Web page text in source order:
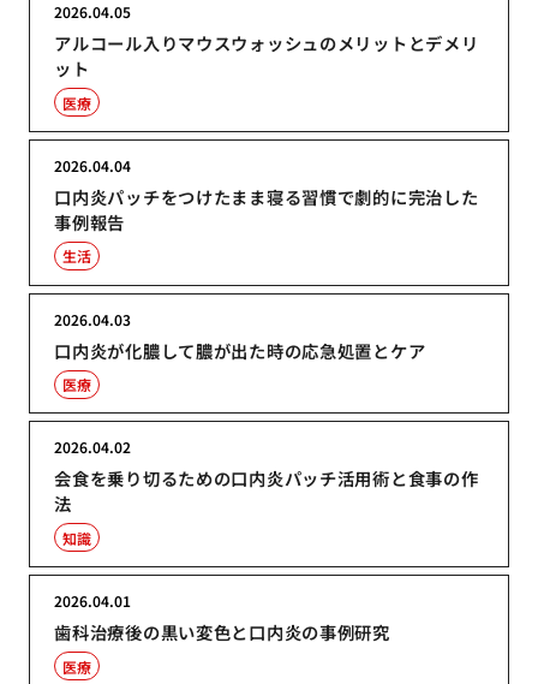
アルコール入りマウスウォッシュのメリットとデメリ
ット
2026.04.05
医療
口内炎パッチをつけたまま寝る習慣で劇的に完治した
事例報告
2026.04.04
生活
口内炎が化膿して膿が出た時の応急処置とケア
2026.04.03
医療
会食を乗り切るための口内炎パッチ活用術と食事の作
法
2026.04.02
知識
歯科治療後の黒い変色と口内炎の事例研究
2026.04.01
医療